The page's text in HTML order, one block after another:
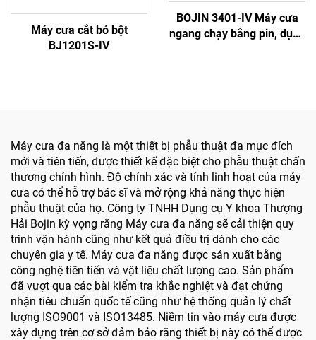
Máy cưa cắt bó bột
BJ1201S-IV
BOJIN 3401-IV Máy cưa
ngang chạy bằng pin, dụng
Máy cưa đa năng là một thiết bị phẫu thuật đa mục đích
mới và tiên tiến, được thiết kế đặc biệt cho phẫu thuật chấn
thương chỉnh hình. Độ chính xác và tính linh hoạt của máy
cưa có thể hỗ trợ bác sĩ và mở rộng khả năng thực hiện
phẫu thuật của họ. Công ty TNHH Dụng cụ Y khoa Thượng
Hải Bojin kỳ vọng rằng Máy cưa đa năng sẽ cải thiện quy
trình vận hành cũng như kết quả điều trị dành cho các
chuyên gia y tế. Máy cưa đa năng được sản xuất bằng
công nghệ tiên tiến và vật liệu chất lượng cao. Sản phẩm
đã vượt qua các bài kiểm tra khắc nghiệt và đạt chứng
nhận tiêu chuẩn quốc tế cũng như hệ thống quản lý chất
lượng ISO9001 và ISO13485. Niềm tin vào máy cưa được
xây dựng trên cơ sở đảm bảo rằng thiết bị này có thể được